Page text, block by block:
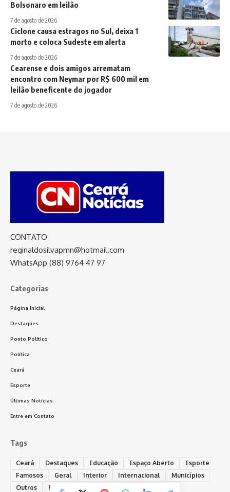
Bolsonaro em leilão
7 de agosto de 2026
Ciclone causa estragos no Sul, deixa 1
morto e coloca Sudeste em alerta
7 de agosto de 2026
Cearense e dois amigos arrematam
encontro com Neymar por R$ 600 mil em
leilão beneficente do jogador
7 de agosto de 2026
CONTATO
reginaldosilvapmn@hotmail.com
WhatsApp (88) 9764 47 97
Categorias
Página Inicial
Destaques
Ponto Político
Política
Ceará
Esporte
Últimas Notícias
Entre em Contato
Tags
Ceará Destaques Educação Espaço Aberto
Esporte
Famosos
Geral Interior Internacional
Municípios
Outros
Policial Política Ponto Político